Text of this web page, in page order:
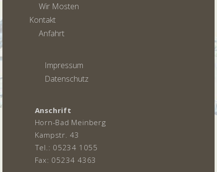
Wir Mosten
Kontakt
Anfahrt
Impressum
Datenschutz
Anschrift
Horn-Bad Meinberg
Kampstr. 43
Tel.: 05234 1055
Fax: 05234 4363